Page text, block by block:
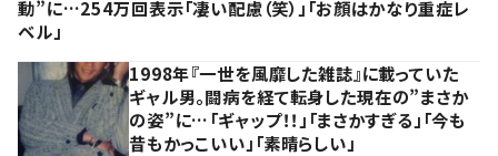
動”に…254万回表示「凄い配慮（笑）」「お顔はかなり重症レ
ベル」
1998年『一世を風靡した雑誌』に載っていた
ギャル男。闘病を経て転身した現在の”まさか
の姿”に…「ギャップ！！」「まさかすぎる」「今も
昔もかっこいい」「素晴らしい」